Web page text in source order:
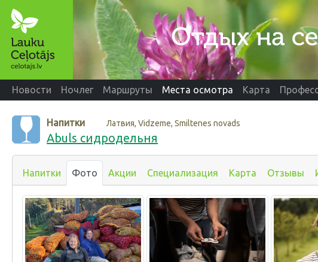
Новости Ночлег Маршруты Места осмотра Карта
Напитки Латвия, Vidzeme, Smiltenes novads
Abuls сидродельня
Напитки Фото Акции Специализация Карта Отзывы